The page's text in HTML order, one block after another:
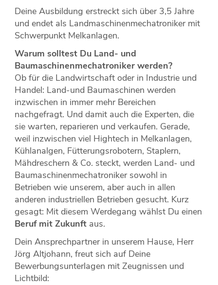
Deine Ausbildung erstreckt sich über 3,5 Jahre
und endet als Landmaschinenmechatroniker mit
Schwerpunkt Melkanlagen.
Warum solltest Du Land- und
Baumaschinenmechatroniker werden?
Ob für die Landwirtschaft oder in Industrie und
Handel: Land-und Baumaschinen werden
inzwischen in immer mehr Bereichen
nachgefragt. Und damit auch die Experten, die
sie warten, reparieren und verkaufen. Gerade,
weil inzwischen viel Hightech in Melkanlagen,
Kühlanalgen, Fütterungsrobotern, Staplern,
Mähdreschern & Co. steckt, werden Land- und
Baumaschinenmechatroniker sowohl in
Betrieben wie unserem, aber auch in allen
anderen industriellen Betrieben gesucht. Kurz
gesagt: Mit diesem Werdegang wählst Du einen
Beruf mit Zukunft aus.
Dein Ansprechpartner in unserem Hause, Herr
Jörg Altjohann, freut sich auf Deine
Bewerbungsunterlagen mit Zeugnissen und
Lichtbild: